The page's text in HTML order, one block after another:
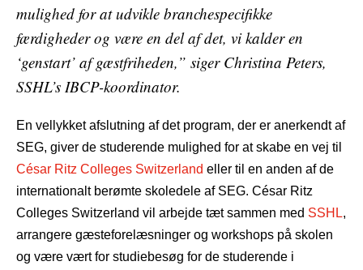
mulighed for at udvikle branchespecifikke
færdigheder og være en del af det, vi kalder en
‘genstart’ af gæstfriheden,” siger Christina Peters,
SSHL’s IBCP-koordinator.
En vellykket afslutning af det program, der er anerkendt af
SEG, giver de studerende mulighed for at skabe en vej til
César Ritz Colleges Switzerland eller til en anden af de
internationalt berømte skoledele af SEG. César Ritz
Colleges Switzerland vil arbejde tæt sammen med SSHL,
arrangere gæsteforelæsninger og workshops på skolen
og være vært for studiebesøg for de studerende i